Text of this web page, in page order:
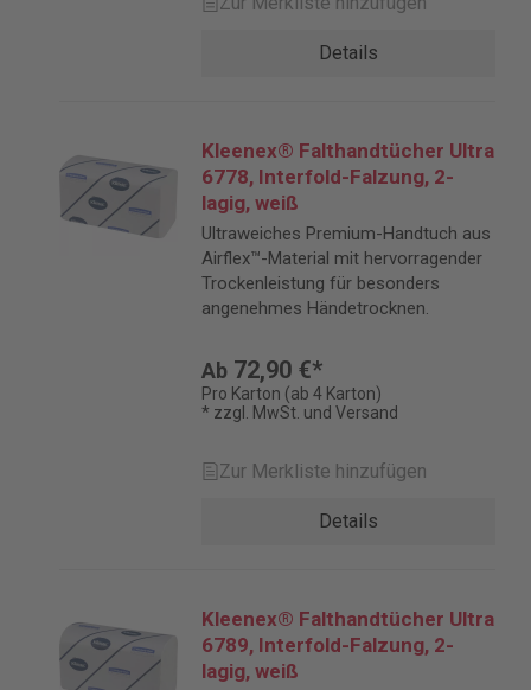
Details
Kleenex® Falthandtücher Ultra
6778, Interfold-Falzung, 2-
lagig, weiß
Ultraweiches Premium-Handtuch aus
Airflex™-Material mit hervorragender
Trockenleistung für besonders
angenehmes Händetrocknen.
Ab 72,90 €*
Pro Karton (ab 4 Karton)
* zzgl. MwSt. und Versand
Zur Merkliste hinzufügen
Details
Kleenex® Falthandtücher Ultra
6789, Interfold-Falzung, 2-
lagig, weiß